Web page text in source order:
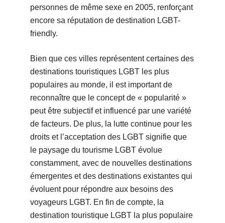
personnes de même sexe en 2005, renforçant
encore sa réputation de destination LGBT-
friendly.
Bien que ces villes représentent certaines des
destinations touristiques LGBT les plus
populaires au monde, il est important de
reconnaître que le concept de « popularité »
peut être subjectif et influencé par une variété
de facteurs. De plus, la lutte continue pour les
droits et l’acceptation des LGBT signifie que
le paysage du tourisme LGBT évolue
constamment, avec de nouvelles destinations
émergentes et des destinations existantes qui
évoluent pour répondre aux besoins des
voyageurs LGBT. En fin de compte, la
destination touristique LGBT la plus populaire